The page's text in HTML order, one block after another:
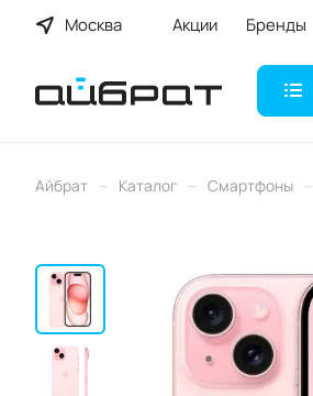
Москва Акции Бренды
Айбрат – Каталог – Смартфоны –